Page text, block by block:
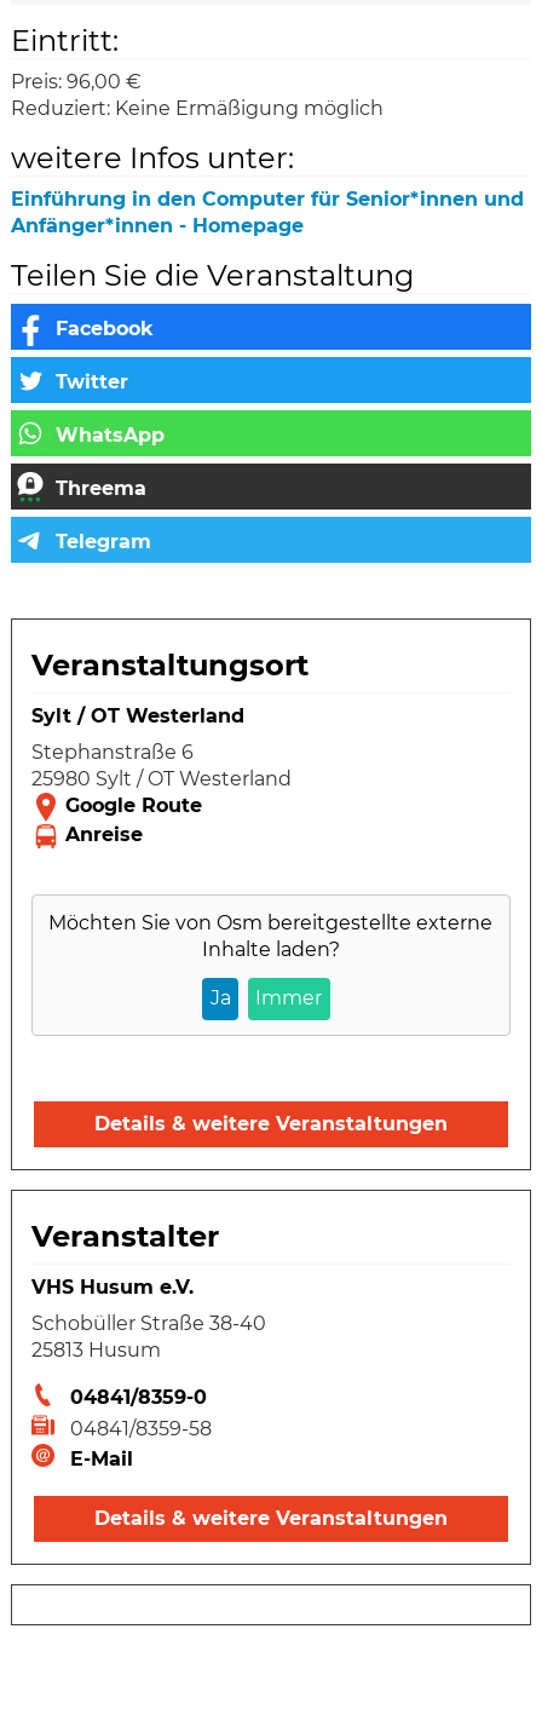
Eintritt:
Preis: 96,00 €
Reduziert: Keine Ermäßigung möglich
weitere Infos unter:
Einführung in den Computer für Senior*innen und
Anfänger*innen - Homepage
Teilen Sie die Veranstaltung
Veranstaltungsort
Sylt / OT Westerland
Stephanstraße 6
25980 Sylt / OT Westerland
Möchten Sie vonOsm bereitgestellte externe
Inhalte laden?
Ja Immer
Details & weitere Veranstaltungen
Veranstalter
VHS Husum e.V.
Schobüller Straße 38-40
25813 Husum
04841/8359-0
04841/8359-58
E-Mail
Details & weitere Veranstaltungen